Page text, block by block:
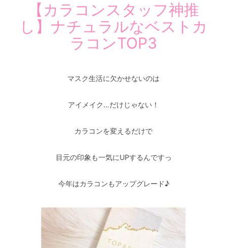
【カラコンスタッフ神推
し】ナチュラルなベストカ
ラコンTOP3
マスク生活に欠かせないのは
アイメイク…だけじゃない！
カラコンを変えるだけで
目元の印象も一気にUPするんですっ
今年はカラコンもアップグレード♪